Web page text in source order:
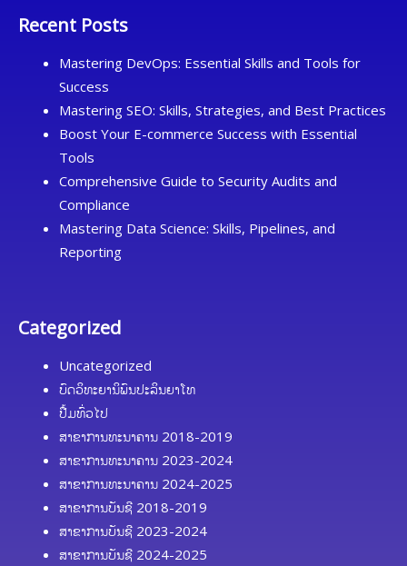
Recent Posts
Mastering DevOps: Essential Skills and Tools for
Success
Mastering SEO: Skills, Strategies, and Best Practices
Boost Your E-commerce Success with Essential
Tools
Comprehensive Guide to Security Audits and
Compliance
Mastering Data Science: Skills, Pipelines, and
Reporting
Categorized
Uncategorized
ບົດວິທະຍານິພົນປະລິນຍາໂທ
ປື້ມທົ່ວໄປ
ສາຂາການທະນາຄານ 2018-2019
ສາຂາການທະນາຄານ 2023-2024
ສາຂາການທະນາຄານ 2024-2025
ສາຂາການບັນຊີ 2018-2019
ສາຂາການບັນຊີ 2023-2024
ສາຂາການບັນຊີ 2024-2025